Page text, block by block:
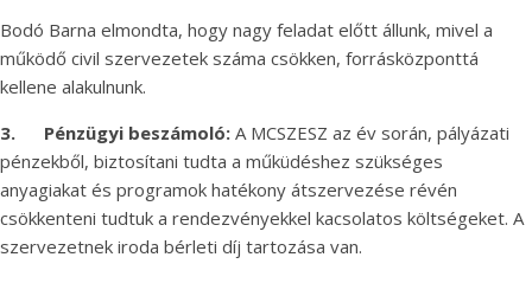
Bodó Barna elmondta, hogy nagy feladat előtt állunk, mivel a
működő civil szervezetek száma csökken, forrásközponttá
kellene alakulnunk.
3. Pénzügyi beszámoló: A MCSZESZ az év során, pályázati
pénzekből, biztosítani tudta a műküdéshez szükséges
anyagiakat és programok hatékony átszervezése révén
csökkenteni tudtuk a rendezvényekkel kacsolatos költségeket. A
szervezetnek iroda bérleti díj tartozása van.